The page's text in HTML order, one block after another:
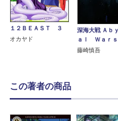
１２ＢＥＡＳＴ ３
オカヤド
深海大戦 Ａｂ
ａｌ Ｗａｒｓ
藤崎慎吾
この著者の商品